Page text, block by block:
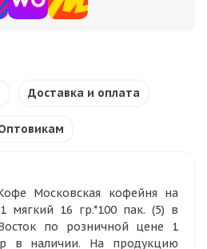
Доставка и оплата
Московская кофейня на
16 гр.*100 пак. (5) в
по розничной цене 1
в наличии. На продукцию